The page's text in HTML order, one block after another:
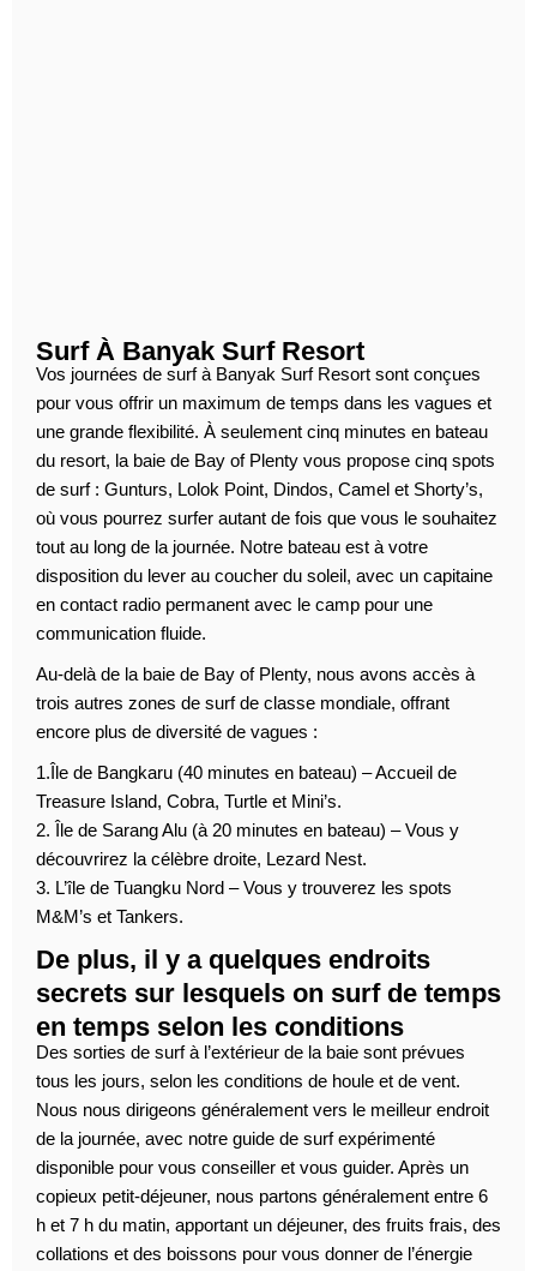
Surf À Banyak Surf Resort
Vos journées de surf à Banyak Surf Resort sont conçues
pour vous offrir un maximum de temps dans les vagues et
une grande flexibilité. À seulement cinq minutes en bateau
du resort, la baie de Bay of Plenty vous propose cinq spots
de surf : Gunturs, Lolok Point, Dindos, Camel et Shorty’s,
où vous pourrez surfer autant de fois que vous le souhaitez
tout au long de la journée. Notre bateau est à votre
disposition du lever au coucher du soleil, avec un capitaine
en contact radio permanent avec le camp pour une
communication fluide.
Au-delà de la baie de Bay of Plenty, nous avons accès à
trois autres zones de surf de classe mondiale, offrant
encore plus de diversité de vagues :
1.Île de Bangkaru (40 minutes en bateau) – Accueil de
Treasure Island, Cobra, Turtle et Mini’s.
2. Île de Sarang Alu (à 20 minutes en bateau) – Vous y
découvrirez la célèbre droite, Lezard Nest.
3. L’île de Tuangku Nord – Vous y trouverez les spots
M&M’s et Tankers.
De plus, il y a quelques endroits
secrets sur lesquels on surf de temps
en temps selon les conditions
Des sorties de surf à l’extérieur de la baie sont prévues
tous les jours, selon les conditions de houle et de vent.
Nous nous dirigeons généralement vers le meilleur endroit
de la journée, avec notre guide de surf expérimenté
disponible pour vous conseiller et vous guider. Après un
copieux petit-déjeuner, nous partons généralement entre 6
h et 7 h du matin, apportant un déjeuner, des fruits frais, des
collations et des boissons pour vous donner de l’énergie